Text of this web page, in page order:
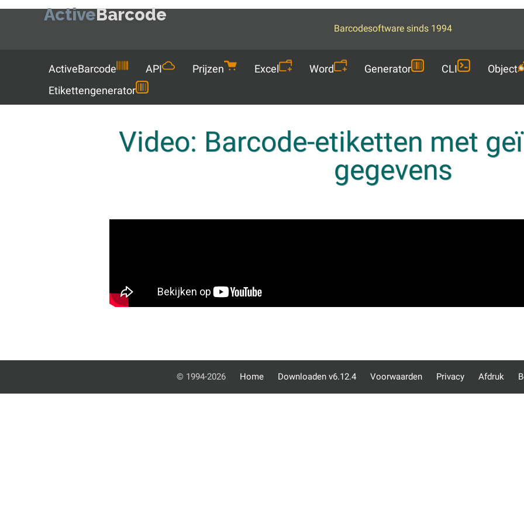
ActiveBarcode
Barcodesoftware sinds 1994
ActiveBarcode API Prijzen Excel Word Generator CLI Object
Etikettengenerator
Video: Barcode-etiketten met
gegevens
© 1994-2026 Home Downloaden v6.12.4 Voorwaarden Privacy Afdruk